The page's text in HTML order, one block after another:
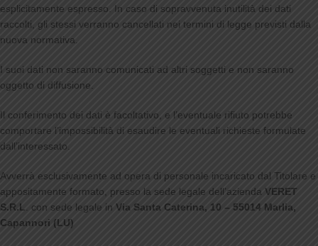
esplicitamente espresso. In caso di sopravvenuta inutilità dei dati
raccolti, gli stessi verranno cancellati nei termini di legge previsti dalla
nuova normativa.
I suoi dati non saranno comunicati ad altri soggetti e non saranno
oggetto di diffusione.
Il conferimento dei dati è facoltativo, e l’eventuale rifiuto potrebbe
comportare l’impossibilità di esaudire le eventuali richieste formulate
dall’interessato.
Avverrà esclusivamente ad opera di personale incaricato dal Titolare e
appositamente formato, presso la sede legale dell’azienda VERET
S.R.L
. con sede legale in Via Santa Caterina, 10 – 55014 Marlia,
Capannori (LU)